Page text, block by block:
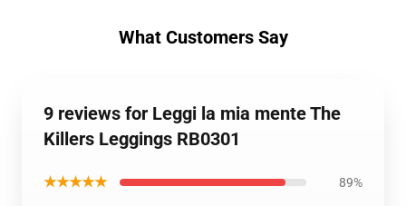
What Customers Say
9 reviews for Leggi la mia mente The
Killers Leggings RB0301
★★★★★ 89%